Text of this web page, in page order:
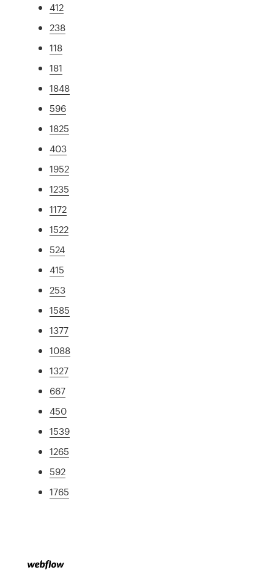
412
238
118
181
1848
596
1825
403
1952
1235
1172
1522
524
415
253
1585
1377
1088
1327
667
450
1539
1265
592
1765